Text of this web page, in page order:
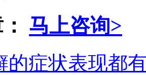
马上咨询>
的症状表现都